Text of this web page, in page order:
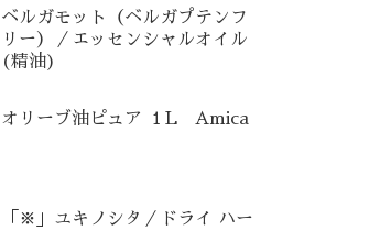
ベルガモット（ベルガプテンフ
リー）／エッセンシャルオイル
(精油)
オリーブ油ピュア １L Amica
「※」ユキノシタ／ドライ ハー